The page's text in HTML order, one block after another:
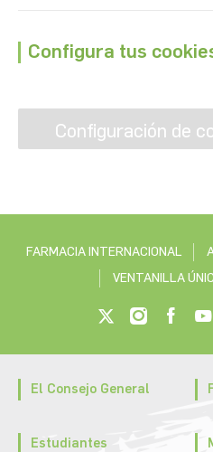
Configura tus
Configuración de
FARMACIA INTERNACIONAL
VENTANILLA
El Consejo General
Estudiantes